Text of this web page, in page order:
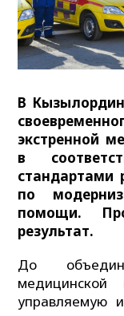
В
экстренной
в
стандартами
по
помощи.
результат.
До
управляемую